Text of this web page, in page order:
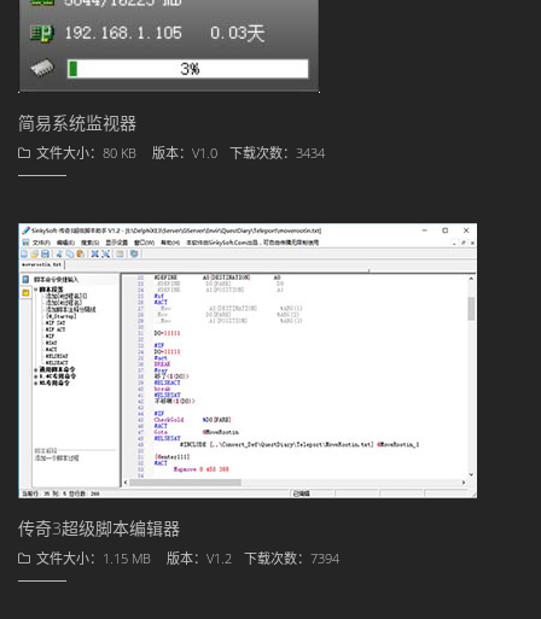
简易系统监视器
文件大小：80 KB 版本：V1.0 下载次数：3434
传奇3超级脚本编辑器
文件大小：1.15 MB 版本：V1.2 下载次数：7394